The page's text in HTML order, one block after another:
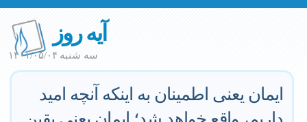
آیه روز
سه شنبه ۱۴۰۱/۰۵/۰۴
ايمان يعنى اطمينان به اينكه آنچه اميد